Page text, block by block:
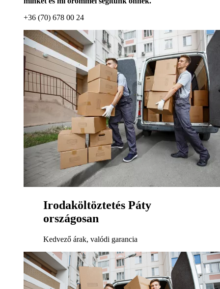
+36 (70) 678 00 24
Irodaköltöztetés Páty
országosan
Kedvező árak, valódi garancia